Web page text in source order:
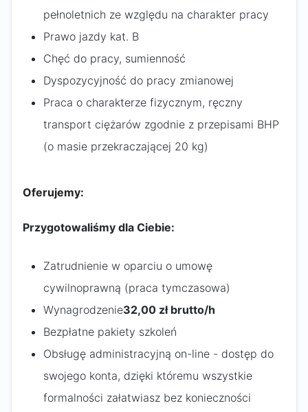
pełnoletnich ze względu na charakter pracy
Prawo jazdy kat. B
Chęć do pracy, sumienność
Dyspozycyjność do pracy zmianowej
Praca o charakterze fizycznym, ręczny
transport ciężarów zgodnie z przepisami BHP
(o masie przekraczającej 20 kg)
Oferujemy:
Przygotowaliśmy dla Ciebie:
Zatrudnienie w oparciu o umowę
cywilnoprawną (praca tymczasowa)
Wynagrodzenie32,00 zł brutto/h
Bezpłatne pakiety szkoleń
Obsługę administracyjną on-line - dostęp do
swojego konta, dzięki któremu wszystkie
formalności załatwiasz bez konieczności